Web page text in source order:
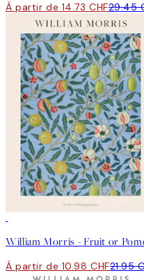
À partir de 14.73 CHF29.45
À partir de 10.98 CHF21.95